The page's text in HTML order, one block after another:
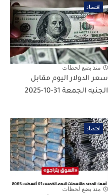
اقتصاد
منذ بضع لحظات
سعر الدولار اليوم مقابل
الجنيه الجمعة 31-10-2025
اقتصاد
منذ بضع لحظات